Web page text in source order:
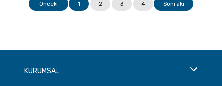
Önceki 1 2 3 4 Sonraki
KURUMSAL